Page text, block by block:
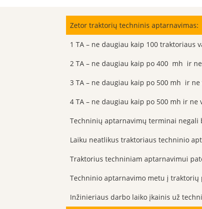
Zetor traktorių techninis aptarnavimas:
1 TA – ne daugiau kaip 100
2 TA – ne daugiau kaip po 400 mh ir
3 TA – ne daugiau kaip po 500 mh ir
4 TA – ne daugiau kaip po 500 mh ir
Techninių aptarnavimų terminai
Laiku neatlikus traktoriaus techninio
Traktorius techniniam aptarnavimui
Techninio aptarnavimo metu į traktorių
Inžinieriaus darbo laiko įkainis už